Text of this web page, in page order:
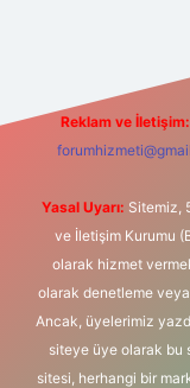
Reklam ve İletişim:
Yasal Uyarı: Sitemiz,
ve İletişim Kurumu
olarak hizmet
olarak denetleme
Ancak, üyelerimiz
siteye üye olarak bu
sitesi, herhangi bir